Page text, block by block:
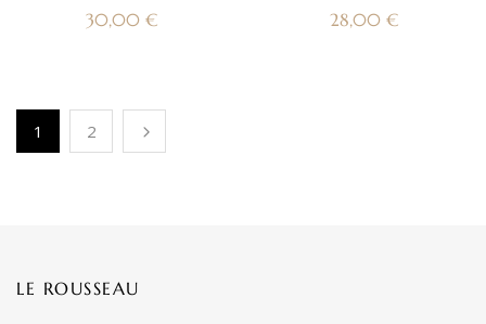
30,00 € 28,00 €
1 2
LE ROUSSEAU